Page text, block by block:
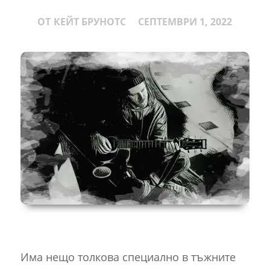
ОТ КЕЙТ БРУНОТС СЕПТЕМВРИ 1, 2022
Има нещо толкова специално в тъжните